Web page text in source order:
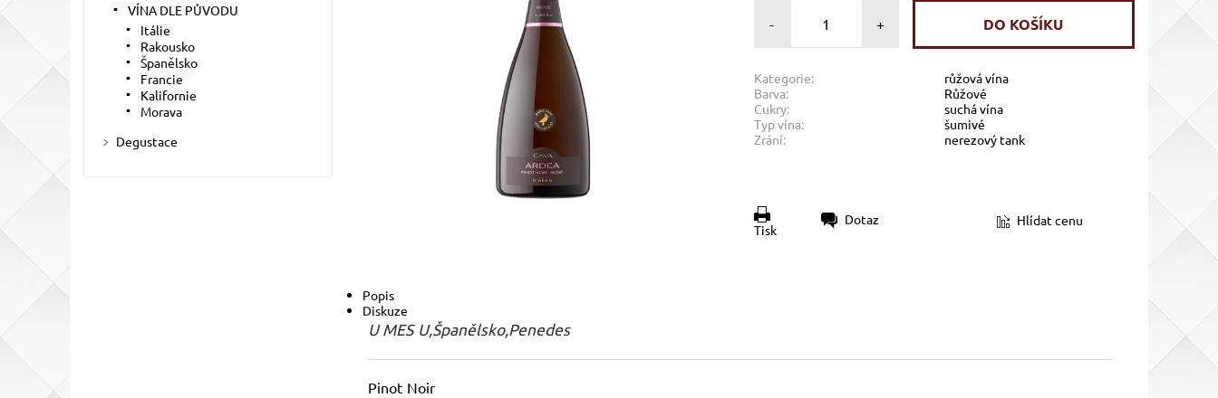
- +
Kategorie:
růžová vína
Barva:
Růžové
Cukry:
suchá vína
Typ vína:
šumivé
Zrání:
nerezový tank
Tisk
Dotaz Hlídat cenu
Popis
Diskuze
U MES U,Španělsko,Penedes
Pinot Noir
VÍNA DLE PŮVODU
Itálie
Rakousko
Španělsko
Francie
Kalifornie
Morava
Degustace